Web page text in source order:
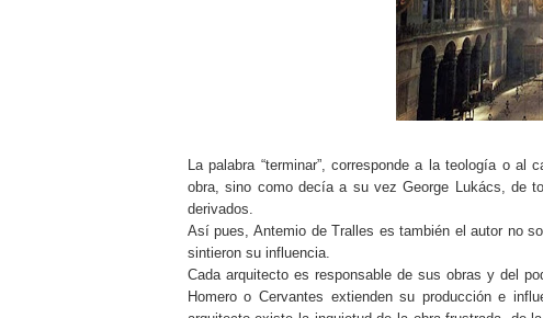
La palabra “terminar”, corresponde a la teología o
obra, sino como decía a su vez George Lukács, de
derivados.
Así pues, Antemio de Tralles es también el autor no
sintieron su influencia.
Cada arquitecto es responsable de sus obras y del
Homero o Cervantes extienden su producción e